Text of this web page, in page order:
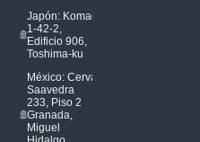
Japón: Komagome
1-42-2,
Edificio 906,
Toshima-ku
México: Cervantes
Saavedra
233, Piso 2
Granada,
Miguel